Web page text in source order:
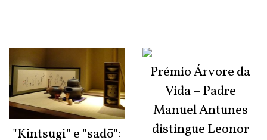
"Kintsugi" e "sadō":
Prémio Árvore da
Vida – Padre
Manuel Antunes
distingue Leonor